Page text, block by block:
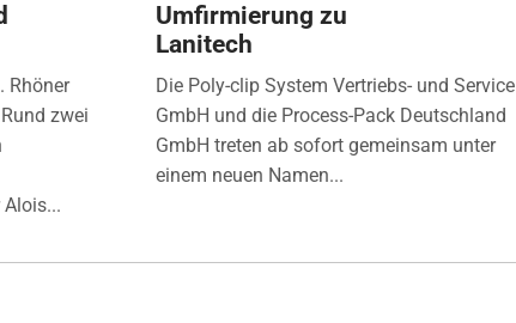
Rhöner
zwei
Umfirmierung zu
Lanitech
Die Poly-clip System Vertriebs- und Service
GmbH und die Process-Pack Deutschland
GmbH treten ab sofort gemeinsam unter
einem neuen Namen...